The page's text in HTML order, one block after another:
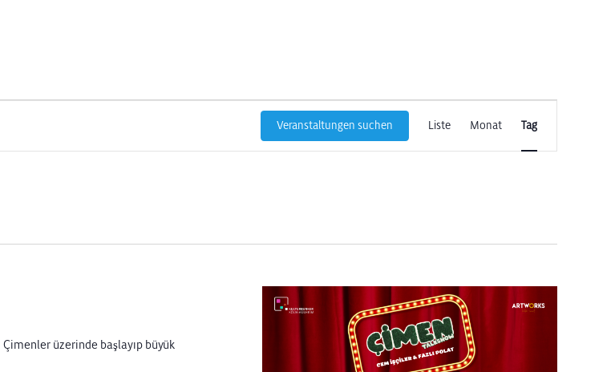
Veranstaltungen suchen
Ansichten-
Liste Monat Tag
üzerinde başlayıp büyük